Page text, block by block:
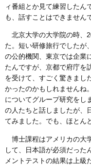
ィ番組とか見て練習したん
も、話すことはできません
北京大学の大学院の時、
た。短い研修旅行でしたが
の公的機関、東京では企業
たんですが、京都で府庁を
を受けて、すごく驚きまし
かったのかもしれませんね
についてグループ研究をし
の人たちと話しましたが、
てみました。でも、ほとん
博士課程はアメリカの大
して、日本語が必須だった
メントテストの結果は上級